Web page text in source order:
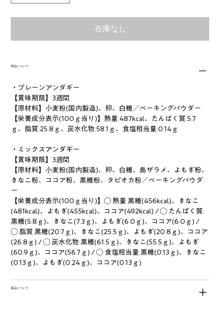
在庫なし
商品について
・プレーンアンダギー
【賞味期限】3週間
【原材料】小麦粉(国内製造)、卵、白糖／ベーキングパウダー
【栄養成分表示(100ｇ当り)】熱量:487kcal、たんぱく質:5.7
ｇ、脂質:25.8ｇ、炭水化物:58.1ｇ、食塩相当量:0.14ｇ
・ミックスアンダギー
【賞味期限】3週間
【原材料】 小麦粉(国内製造)、卵、白糖、島ザラメ、よもぎ粉、
きなこ粉、ココア粉、黒糖粉、タピオカ粉／ベーキングパウダ
ー
【栄養成分表示(100ｇ当り)】◯ 熱量:黒糖(456kcal)、きなこ
(481kcal)、よもぎ(455kcal)、ココア(492kcal) / ◯ たんぱく質:
黒糖(5.8ｇ)、きなこ(7.3ｇ)、よもぎ(6.0ｇ)、ココア(6.0ｇ) /
◯ 脂質:黒糖(20.7ｇ)、きなこ(25.5ｇ)、よもぎ(20.8ｇ)、ココア
(26.8ｇ) / ◯ 炭水化物:黒糖(61.5ｇ)、きなこ(55.5ｇ)、よもぎ
(60.9ｇ)、ココア(56.7ｇ) / ◯ 食塩相当量:黒糖(0.13ｇ)、きなこ
(0.13ｇ)、よもぎ(0.24ｇ)、ココア(0.13ｇ)
返品について